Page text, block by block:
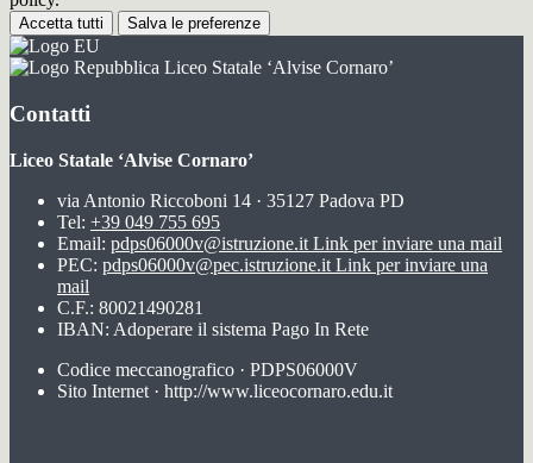
Accetta tutti Salva le preferenze
Liceo Statale ‘Alvise Cornaro’
Contatti
Liceo Statale ‘Alvise Cornaro’
via Antonio Riccoboni 14 · 35127 Padova PD
Tel: +39 049 755 695
Email: pdps06000v@istruzione.it Link per inviare una mail
PEC: pdps06000v@pec.istruzione.it Link per inviare una
mail
C.F.: 80021490281
IBAN: Adoperare il sistema Pago In Rete
Codice meccanografico · PDPS06000V
Sito Internet · http://www.liceocornaro.edu.it